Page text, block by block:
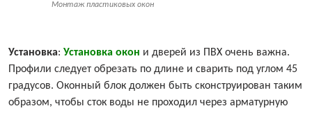
Монтаж пластиковых окон
Установка: Установка окон и дверей из ПВХ очень важна.
Профили следует обрезать по длине и сварить под углом 45
градусов. Оконный блок должен быть сконструирован таким
образом, чтобы сток воды не проходил через арматурную